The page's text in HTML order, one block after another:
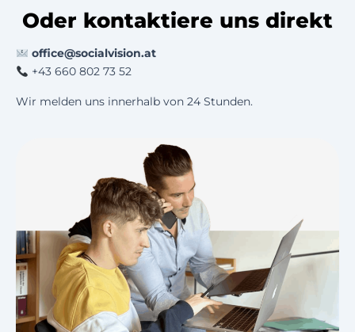
Oder kontaktiere uns direkt
office@socialvision.at
+43 660 802 73 52
Wir melden uns innerhalb von 24 Stunden.